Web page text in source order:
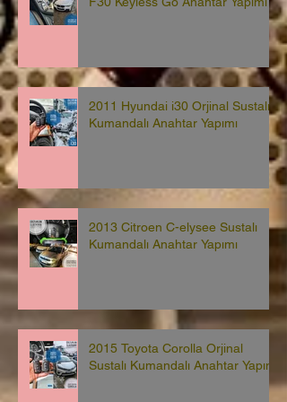
2011 Hyundai i30 Orjinal Sustalı
Kumandalı Anahtar Yapımı
2013 Citroen C-elysee Sustalı
Kumandalı Anahtar Yapımı
2015 Toyota Corolla Orjinal
Sustalı Kumandalı Anahtar Yapımı